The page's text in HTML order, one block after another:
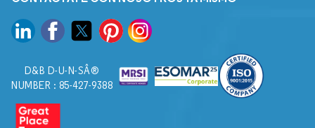
D&B D-U-N-SÂ®
NUMBER : 85-427-9388